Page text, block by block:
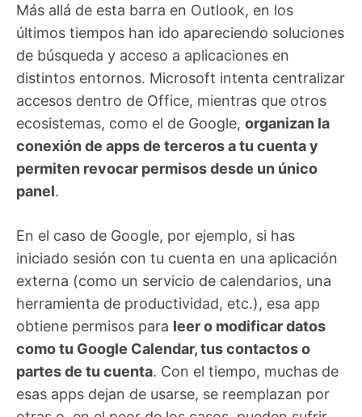
Más allá de esta barra en Outlook, en los
últimos tiempos han ido apareciendo soluciones
de búsqueda y acceso a aplicaciones en
distintos entornos. Microsoft intenta centralizar
accesos dentro de Office, mientras que otros
ecosistemas, como el de Google, organizan la
conexión de apps de terceros a tu cuenta y
permiten revocar permisos desde un único
panel.
En el caso de Google, por ejemplo, si has
iniciado sesión con tu cuenta en una aplicación
externa (como un servicio de calendarios, una
herramienta de productividad, etc.), esa app
obtiene permisos para leer o modificar datos
como tu Google Calendar, tus contactos o
partes de tu cuenta. Con el tiempo, muchas de
esas apps dejan de usarse, se reemplazan por